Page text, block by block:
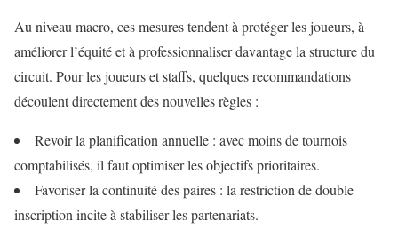
Au niveau macro, ces mesures tendent à protéger les joueurs, à
améliorer l’équité et à professionnaliser davantage la structure du
circuit. Pour les joueurs et staffs, quelques recommandations
découlent directement des nouvelles règles :
Revoir la planification annuelle : avec moins de tournois
comptabilisés, il faut optimiser les objectifs prioritaires.
Favoriser la continuité des paires : la restriction de double
inscription incite à stabiliser les partenariats.